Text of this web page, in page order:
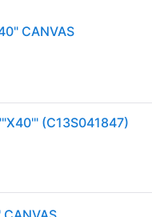
CANVAS
(C13S041847)